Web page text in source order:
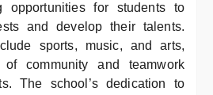
opportunities for students to
and develop their talents.
sports, music, and arts,
community and teamwork
The school’s dedication to